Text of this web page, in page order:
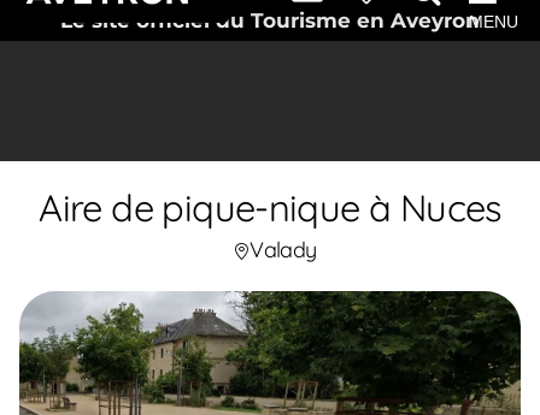
Le site officiel du Tourisme en AveyronMENU
Aire de pique-nique à Nuces
Valady